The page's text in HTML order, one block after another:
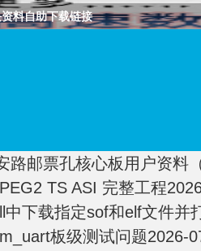
料自助下载链接
路邮票孔核心板用户资料
TS ASI 完整工程
下载指定sof和elf文件并
板级测试问题2026-